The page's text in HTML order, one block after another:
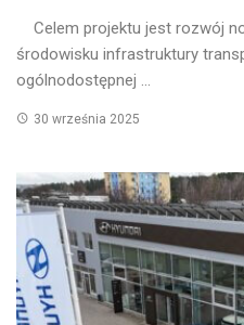
Celem projektu jest rozwój
środowisku infrastruktury
ogólnodostępnej ...
30 września 2025